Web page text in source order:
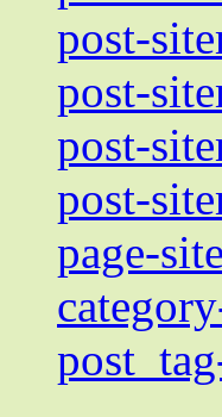
post-
post-
post-
post-
page-